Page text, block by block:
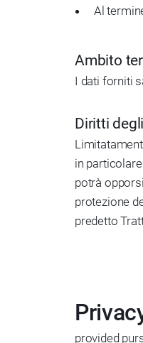
Al
Ambito
I dati forniti
Diritti
in
potrà
protezione
predetto
provided